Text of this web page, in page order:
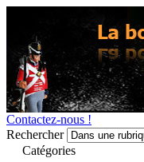
Contactez-nous !
Rechercher
Catégories